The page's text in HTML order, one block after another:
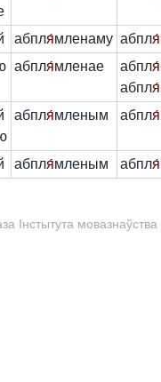
абпля́мленаму абпля́
абпля́мленае абпля́
абпля́
абпля́мленым абпля́
абпля́мленым абпля́
Інстытута